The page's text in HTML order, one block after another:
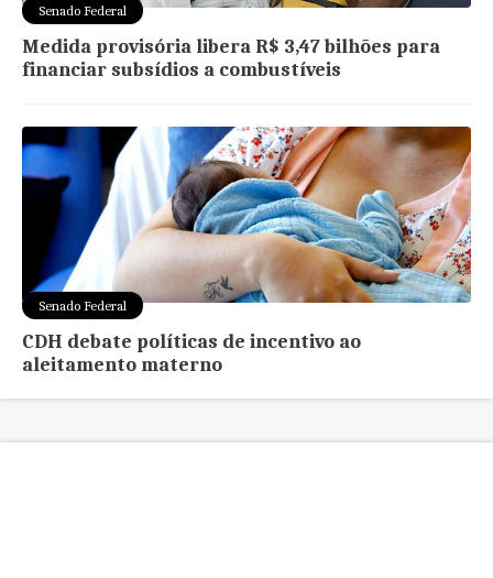
Senado Federal
Medida provisória libera R$ 3,47 bilhões para
financiar subsídios a combustíveis
Senado Federal
CDH debate políticas de incentivo ao
aleitamento materno